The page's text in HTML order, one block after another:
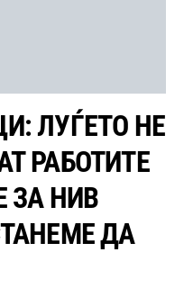
ЛУЃЕТО НЕ
РАБОТИТЕ
ЗА НИВ
ДА